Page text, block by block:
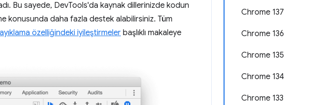
Chrome 137
Chrome 136
Chrome 135
Chrome 134
Chrome 133
Bu sayede, DevTools'da kaynak dillerinizde kodun
konusunda daha fazla destek alabilirsiniz. Tüm
özelliğindeki iyileştirmeler başlıklı makaleye